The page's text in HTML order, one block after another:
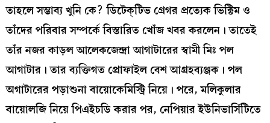
তাহলে সম্ভাব্য খুনি কে? ডিটেক্‌টিভ গ্রেগর প্রত্যেক ভিক্টিম ও
তাঁদের পরিবার সম্পর্কে বিস্তারিত খোঁজ খবর করলেন। তাতেই
তাঁর নজর কাড়ল আলেকজেন্দ্রা আগাটারের স্বামী মিঃ পল
আগাটার। তার ব্যক্তিগত প্রোফাইল বেশ আগ্রহব্যঞ্জক। পল
অগাটারের পড়াশুনা বায়োকেমিস্ট্রি নিয়ে। পরে, মলিকুলার
বায়োলজি নিয়ে পিএইচডি করার পর, নেপিয়ার ইউনিভার্সিটিতে